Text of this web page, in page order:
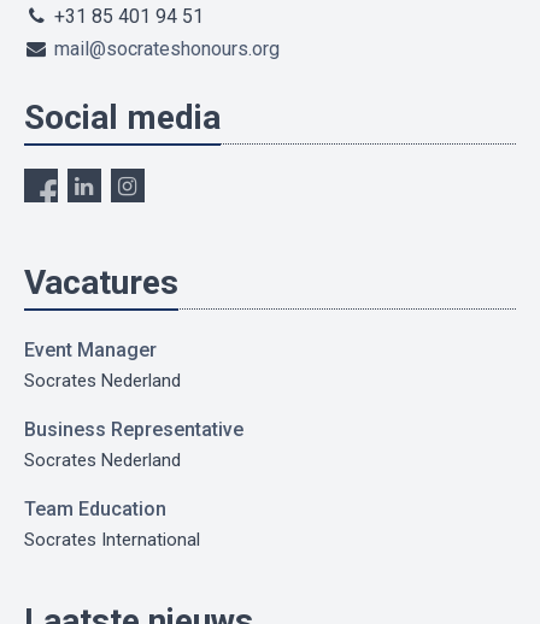
+31 85 401 94 51
mail@socrateshonours.org
Social media
Vacatures
Event Manager
Socrates Nederland
Business Representative
Socrates Nederland
Team Education
Socrates International